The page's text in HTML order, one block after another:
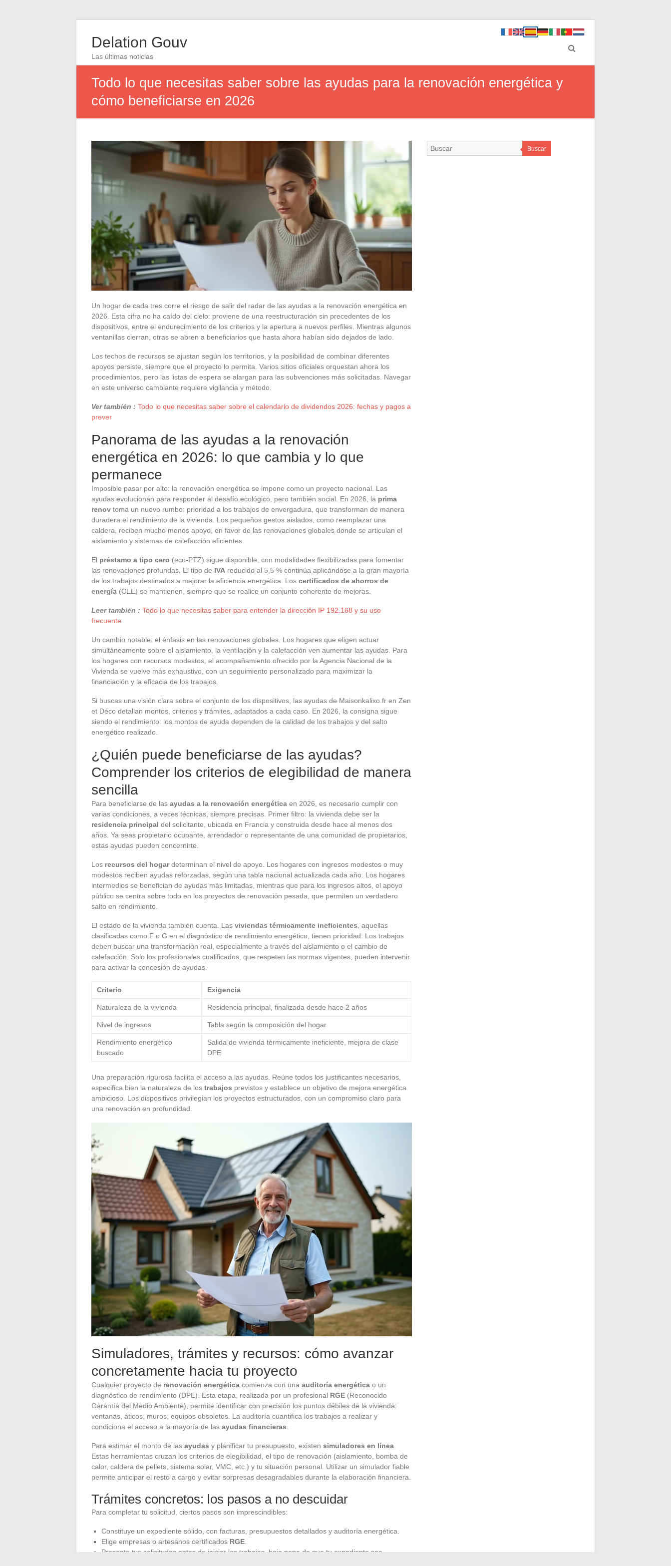
Delation Gouv
Las últimas noticias
Todo lo que necesitas saber sobre las ayudas para la renovación energética y
cómo beneficiarse en 2026
Un hogar de cada tres corre el riesgo de salir del radar de las ayudas a la renovación energética en
2026. Esta cifra no ha caído del cielo: proviene de una reestructuración sin precedentes de los
dispositivos, entre el endurecimiento de los criterios y la apertura a nuevos perfiles. Mientras algunos
ventanillas cierran, otras se abren a beneficiarios que hasta ahora habían sido dejados de lado.
Los techos de recursos se ajustan según los territorios, y la posibilidad de combinar diferentes
apoyos persiste, siempre que el proyecto lo permita. Varios sitios oficiales orquestan ahora los
procedimientos, pero las listas de espera se alargan para las subvenciones más solicitadas. Navegar
en este universo cambiante requiere vigilancia y método.
Ver también : Todo lo que necesitas saber sobre el calendario de dividendos 2026: fechas y pagos a
prever
Panorama de las ayudas a la renovación
energética en 2026: lo que cambia y lo que
permanece
Imposible pasar por alto: la renovación energética se impone como un proyecto nacional. Las
ayudas evolucionan para responder al desafío ecológico, pero también social. En 2026, la prima
renov toma un nuevo rumbo: prioridad a los trabajos de envergadura, que transforman de manera
duradera el rendimiento de la vivienda. Los pequeños gestos aislados, como reemplazar una
caldera, reciben mucho menos apoyo, en favor de las renovaciones globales donde se articulan el
aislamiento y sistemas de calefacción eficientes.
El préstamo a tipo cero (eco-PTZ) sigue disponible, con modalidades flexibilizadas para fomentar
las renovaciones profundas. El tipo de IVA reducido al 5,5 % continúa aplicándose a la gran mayoría
de los trabajos destinados a mejorar la eficiencia energética. Los certificados de ahorros de
energía (CEE) se mantienen, siempre que se realice un conjunto coherente de mejoras.
Leer también : Todo lo que necesitas saber para entender la dirección IP 192.168 y su uso
frecuente
Un cambio notable: el énfasis en las renovaciones globales. Los hogares que eligen actuar
simultáneamente sobre el aislamiento, la ventilación y la calefacción ven aumentar las ayudas. Para
los hogares con recursos modestos, el acompañamiento ofrecido por la Agencia Nacional de la
Vivienda se vuelve más exhaustivo, con un seguimiento personalizado para maximizar la
financiación y la eficacia de los trabajos.
Si buscas una visión clara sobre el conjunto de los dispositivos, las ayudas de Maisonkalixo.fr en Zen
et Déco detallan montos, criterios y trámites, adaptados a cada caso. En 2026, la consigna sigue
siendo el rendimiento: los montos de ayuda dependen de la calidad de los trabajos y del salto
energético realizado.
¿Quién puede beneficiarse de las ayudas?
Comprender los criterios de elegibilidad de manera
sencilla
Para beneficiarse de las ayudas a la renovación energética en 2026, es necesario cumplir con
varias condiciones, a veces técnicas, siempre precisas. Primer filtro: la vivienda debe ser la
residencia principal del solicitante, ubicada en Francia y construida desde hace al menos dos
años. Ya seas propietario ocupante, arrendador o representante de una comunidad de propietarios,
estas ayudas pueden concernirte.
Los recursos del hogardeterminan el nivel de apoyo. Los hogares con ingresos modestos o muy
modestos reciben ayudas reforzadas, según una tabla nacional actualizada cada año. Los hogares
intermedios se benefician de ayudas más limitadas, mientras que para los ingresos altos, el apoyo
público se centra sobre todo en los proyectos de renovación pesada, que permiten un verdadero
salto en rendimiento.
El estado de la vivienda también cuenta. Las viviendas térmicamente ineficientes , aquellas
clasificadas como F o G en el diagnóstico de rendimiento energético, tienen prioridad. Los trabajos
deben buscar una transformación real, especialmente a través del aislamiento o el cambio de
calefacción. Solo los profesionales cualificados, que respeten las normas vigentes, pueden intervenir
para activar la concesión de ayudas.
Criterio Exigencia
Naturaleza de la vivienda Residencia principal, finalizada desde hace 2 años
Nivel de ingresos Tabla según la composición del hogar
Rendimiento energético
buscado
Salida de vivienda térmicamente ineficiente, mejora de clase
DPE
Una preparación rigurosa facilita el acceso a las ayudas. Reúne todos los justificantes necesarios,
especifica bien la naturaleza de los trabajos previstos y establece un objetivo de mejora energética
ambicioso. Los dispositivos privilegian los proyectos estructurados, con un compromiso claro para
una renovación en profundidad.
Simuladores, trámites y recursos: cómo avanzar
concretamente hacia tu proyecto
Cualquier proyecto de renovación energética comienza con una auditoría energética o un
diagnóstico de rendimiento (DPE). Esta etapa, realizada por un profesional RGE (Reconocido
Garantía del Medio Ambiente), permite identificar con precisión los puntos débiles de la vivienda:
ventanas, áticos, muros, equipos obsoletos. La auditoría cuantifica los trabajos a realizar y
condiciona el acceso a la mayoría de las ayudas financieras
Para estimar el monto de las ayudas y planificar tu presupuesto, existen simuladores en línea
Estas herramientas cruzan los criterios de elegibilidad, el tipo de renovación (aislamiento, bomba de
calor, caldera de pellets, sistema solar, VMC, etc.) y tu situación personal. Utilizar un simulador fiable
permite anticipar el resto a cargo y evitar sorpresas desagradables durante la elaboración financiera.
Trámites concretos: los pasos a no descuidar
Para completar tu solicitud, ciertos pasos son imprescindibles:
Constituye un expediente sólido, con facturas, presupuestos detallados y auditoría energética.
Elige empresas o artesanos certificados RGE
Presenta tus solicitudes antes de iniciar los trabajos, bajo pena de que tu expediente sea
Buscar